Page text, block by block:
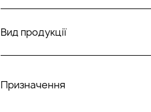
Вид продукції
Призначення